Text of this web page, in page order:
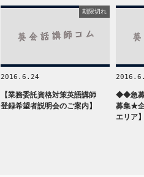
期限切れ
2016.6.24
【業務委託資格対策英語講師
登録希望者説明会のご案内】
◆◆急募
募集★
エリア】